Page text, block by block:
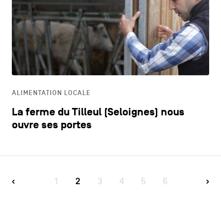
ALIMENTATION LOCALE
La ferme du Tilleul (Seloignes) nous
ouvre ses portes
1 2 3 4 5 6